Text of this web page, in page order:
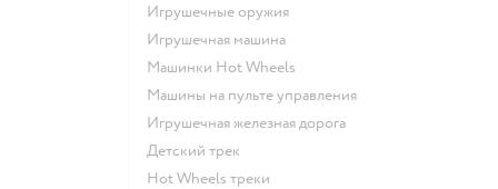
Игрушечные оружия
Игрушечная машина
Машинки Hot Wheels
Машины на пульте управления
Игрушечная железная дорога
Детский трек
Hot Wheels треки